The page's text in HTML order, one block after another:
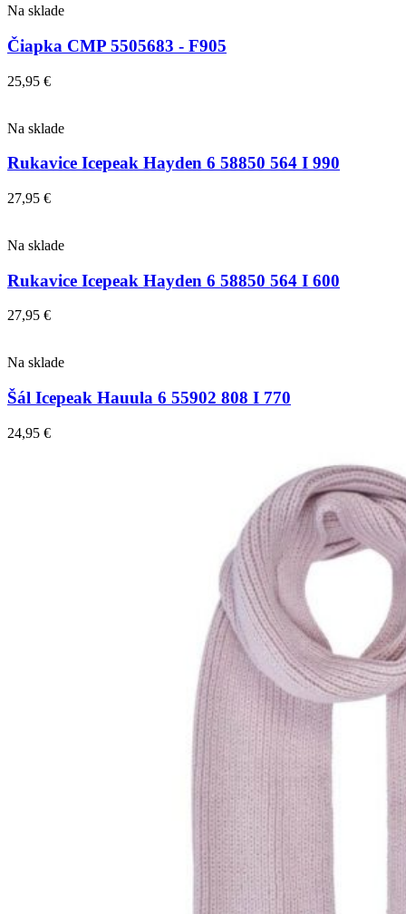
Na sklade
Čiapka CMP 5505683 - F905
25,95 €
Na sklade
Rukavice Icepeak Hayden 6 58850 564 I 990
27,95 €
Na sklade
Rukavice Icepeak Hayden 6 58850 564 I 600
27,95 €
Na sklade
Šál Icepeak Hauula 6 55902 808 I 770
24,95 €